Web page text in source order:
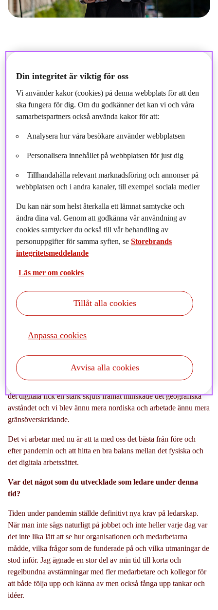
Åsa Wallenberg, Vd för Storebrand Fonder och
pandemin och mycket har hänt sedan dess. Nya fonder har
sett dagens ljus och en stor varumärkesförändring har
genomförts; SPP Fonder har bytt namn till Storebrand
tillbaka efter pandemin till kontoret med alla medarbetare i
våras, vad tar du med dig av den tvååriga resa som gjordes?
Det var fantastiskt att äntligen kunna träffas igen! Att mötas är så
otroligt viktigt både för företagskulturen och för de mer
och bygga en framgångsrik verksamhet.
Det jag framför allt tar med mig är hur snabbt vi anpassade oss
och fann oss i den nya verkligheten. Jag tror vi hade stor fördel av
att vi är ett så starkt team i grunden och att vi har väldigt bra
lyckas och det gjorde vi verkligen vilket bland annat visat sig i
successivt.
det digitala fick en stark skjuts framåt minskade det geografiska
avståndet och vi blev ännu mera nordiska och arbetade ännu mera
gränsöverskridande.
Det vi arbetar med nu är att ta med oss det bästa från före och
efter pandemin och att hitta en bra balans mellan det fysiska och
det digitala arbetssättet.
Var det något som du utvecklade som ledare under denna
tid?
Tiden under pandemin ställde definitivt nya krav på ledarskap.
När man inte sågs naturligt på jobbet och inte heller varje dag var
det inte lika lätt att se hur organisationen och medarbetarna
mådde, vilka frågor som de funderade på och vilka utmaningar de
stod inför. Jag ägnade en stor del av min tid till korta och
regelbundna avstämningar med fler medarbetare och kollegor för
att både följa upp och känna av men också fånga upp tankar och
idéer.
Din integritet är viktig för oss
Vi använder kakor (cookies) på denna webbplats för att den
ska fungera för dig. Om du godkänner det kan vi och våra
samarbetspartners också använda kakor för att:
Analysera hur våra besökare använder webbplatsen
Personalisera innehållet på webbplatsen för just dig
Tillhandahålla relevant marknadsföring och annonser på
webbplatsen och i andra kanaler, till exempel sociala medier
Du kan när som helst återkalla ett lämnat samtycke och
ändra dina val. Genom att godkänna vår användning av
cookies samtycker du också till vår behandling av
personuppgifter för samma syften, seStorebrands
integritetsmeddelande
Läs mer om cookies
Anpassa cookies
Avvisa alla cookies
Tillåt alla cookies